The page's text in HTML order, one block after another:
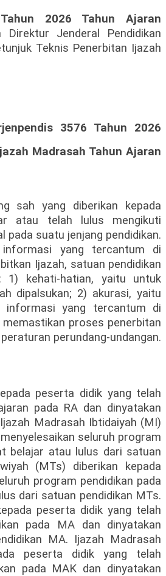
2026 Tahun Ajaran
Jenderal Pendidikan
Teknis Penerbitan Ijazah
3576 Tahun 2026
Madrasah Tahun Ajaran
sah yang diberikan kepada
atau telah lulus mengikuti
suatu jenjang pendidikan.
yang tercantum di
Ijazah, satuan pendidikan
1) kehati-hatian, yaitu untuk
dipalsukan; 2) akurasi, yaitu
informasi yang tercantum di
proses penerbitan
perundang-undangan.
peserta didik yang telah
pada RA dan dinyatakan
Madrasah Ibtidaiyah (MI)
seluruh program
belajar atau lulus dari satuan
(MTs) diberikan kepada
program pendidikan pada
dari satuan pendidikan MTs.
peserta didik yang telah
pada MA dan dinyatakan
MA. Ijazah Madrasah
peserta didik yang telah
pada MAK dan dinyatakan